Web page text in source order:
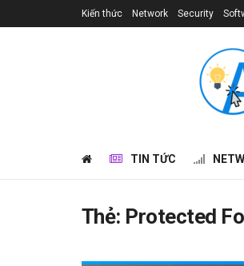
Kiến thức Network Security
TIN TỨC
Thẻ: Protected